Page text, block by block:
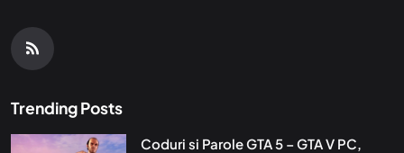
Trending Posts
Coduri si Parole GTA 5 – GTA V PC,